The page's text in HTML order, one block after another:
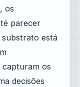
os
parecer
está
os
decisões